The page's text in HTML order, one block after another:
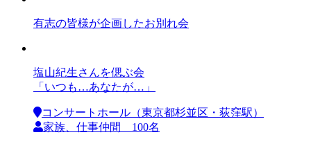
有志の皆様が企画したお別れ会
塩山紀生さんを偲ぶ会
「いつも…あなたが…」
コンサートホール（東京都杉並区・荻窪駅）
家族、仕事仲間 100名